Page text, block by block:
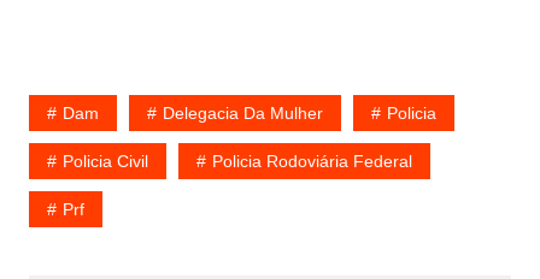
Dam Delegacia Da Mulher Policia
Policia Civil Policia Rodoviária Federal
Prf